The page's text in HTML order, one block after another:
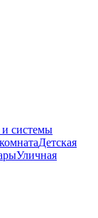
системы
Детская
Уличная